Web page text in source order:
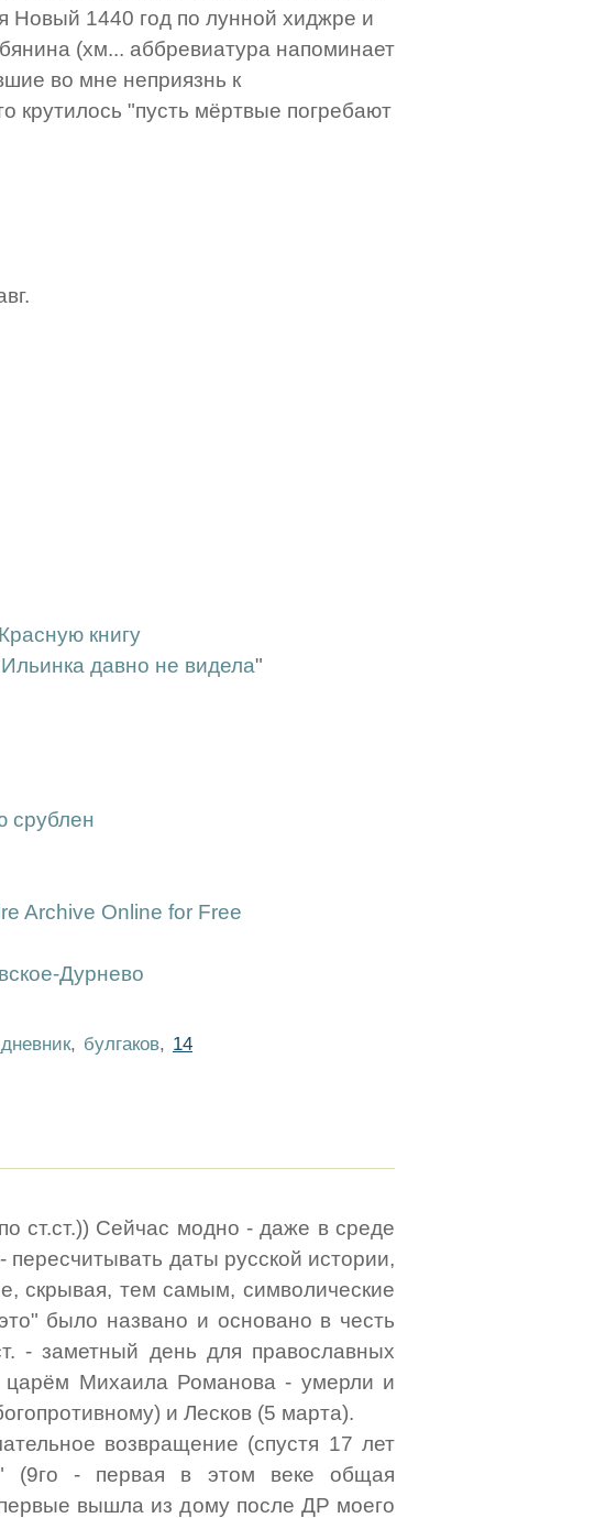
Новый 1440 год по лунной хиджре и
(хм... аббревиатура напоминает
во мне неприязнь к
крутилось "пусть мёртвые погребают
книгу
давно не видела"
срублен
Archive Online for Free
Дурнево
, булгаков, 14
ст.ст.)) Сейчас модно - даже в среде
даты русской истории,
скрывая, тем самым, символические
было названо и основано в честь
- заметный день для православных
царём Михаила Романова - умерли и
и Лесков (5 марта).
возвращение (спустя 17 лет
(9го - первая в этом веке общая
вышла из дому после ДР моего